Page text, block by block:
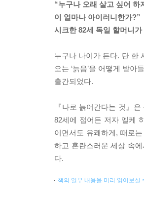
“누구나 오래 살고 싶어 하
이 얼마나 아이러니한가?”
시크한 82세 독일 할머니
누구나 나이가 든다. 단 한
오는 ‘늙음’을 어떻게 받
출간되었다.
『나로 늙어간다는 것』
82세에 접어든 저자 엘케
이면서도 유쾌하게, 때로
하고 혼란스러운 세상 속
다.
책의 일부 내용을 미리 읽어보실